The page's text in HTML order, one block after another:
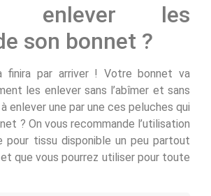
enlever les
son bonnet ?
finira par arriver ! Votre bonnet va
les enlever sans l’abîmer et sans
enlever une par une ces peluches qui
? On vous recommande l’utilisation
pour tissu disponible un peu partout
que vous pourrez utiliser pour toute